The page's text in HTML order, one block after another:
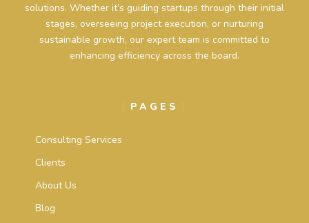
solutions. Whether it’s guiding startups through their initial
stages, overseeing project execution, or nurturing
sustainable growth, our expert team is committed to
enhancing efficiency across the board.
PAGES
Consulting Services
Clients
About Us
Blog